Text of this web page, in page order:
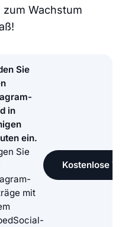
Wachstum
Sie
in
ein.
Sie
mit
Kostenlose